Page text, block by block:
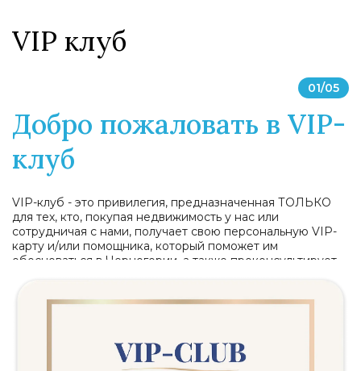
VIP клуб
01/05
Добро пожаловать в VIP-
клуб
VIP-клуб - это привилегия, предназначенная ТОЛЬКО
для тех, кто, покупая недвижимость у нас или
сотрудничая с нами, получает свою персональную VIP-
карту и/или помощника, который поможет им
обосноваться в Черногории, а также проконсультирует